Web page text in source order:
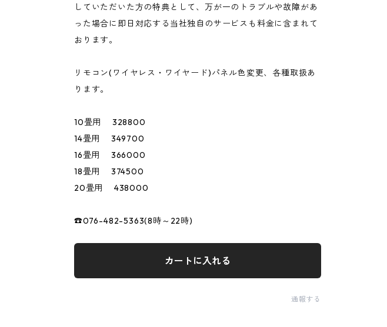
していただいた方の特典として、万が一のトラブルや故障があ
った場合に即日対応する当社独自のサービスも料金に含まれて
おります。
リモコン(ワイヤレス・ワイヤード)パネル色変更、各種取扱あ
ります。
10畳用 328800
14畳用 349700
16畳用 366000
18畳用 374500
20畳用 438000
☎076-482-5363(8時～22時)
カートに入れる
通報する